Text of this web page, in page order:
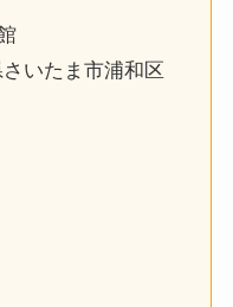
いたま市浦和区